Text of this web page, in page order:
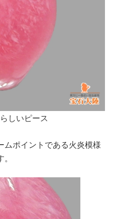
しいピース
ムポイントである火炎模様